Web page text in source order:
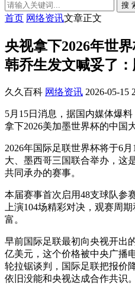
搜
首页 网络资讯文章正文
央视拿下2026年世
韩乔生发文喊妥了
久久百科 网络资讯 2026-05-15
5月15日消息，据国内媒体爆
拿下2026美加墨世界杯的中国
2026年国际足联世界杯将于6
大、墨西哥三国联合举办，这
共同承办的赛事。
本届赛事首次启用48支球队参
上演104场精彩对决，观赛周
富。
早前国际足联最初向央视开出
亿美元，这个价格被中央广播
轮拉锯谈判，国际足联把报价
依旧没能和央视达成合作共识。